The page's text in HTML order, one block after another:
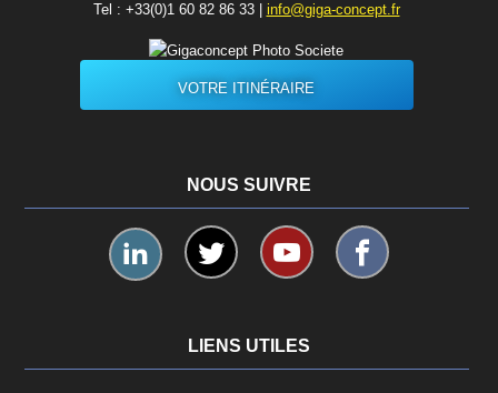
Tel : +33(0)1 60 82 86 33| info@giga-concept.fr
VOTRE ITINÉRAIRE
NOUS SUIVRE
LIENS UTILES